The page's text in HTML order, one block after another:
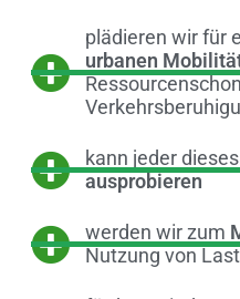
plädieren wir für
urbanen
kann jeder
ausprobieren
werden wir zum
Nutzung von